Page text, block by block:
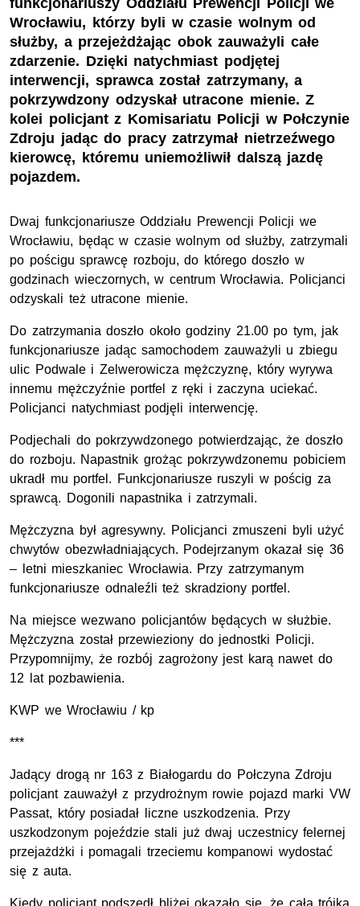
funkcjonariuszy Oddziału Prewencji Policji we
Wrocławiu, którzy byli w czasie wolnym od
służby, a przejeżdżając obok zauważyli całe
zdarzenie. Dzięki natychmiast podjętej
interwencji, sprawca został zatrzymany, a
pokrzywdzony odzyskał utracone mienie. Z
kolei policjant z Komisariatu Policji w Połczynie
Zdroju jadąc do pracy zatrzymał nietrzeźwego
kierowcę, któremu uniemożliwił dalszą jazdę
pojazdem.
Dwaj funkcjonariusze Oddziału Prewencji Policji we
Wrocławiu, będąc w czasie wolnym od służby, zatrzymali
po pościgu sprawcę rozboju, do którego doszło w
godzinach wieczornych, w centrum Wrocławia. Policjanci
odzyskali też utracone mienie.
Do zatrzymania doszło około godziny 21.00 po tym, jak
funkcjonariusze jadąc samochodem zauważyli u zbiegu
ulic Podwale i Zelwerowicza mężczyznę, który wyrywa
innemu mężczyźnie portfel z ręki i zaczyna uciekać.
Policjanci natychmiast podjęli interwencję.
Podjechali do pokrzywdzonego potwierdzając, że doszło
do rozboju. Napastnik grożąc pokrzywdzonemu pobiciem
ukradł mu portfel. Funkcjonariusze ruszyli w pościg za
sprawcą. Dogonili napastnika i zatrzymali.
Mężczyzna był agresywny. Policjanci zmuszeni byli użyć
chwytów obezwładniających. Podejrzanym okazał się 36
– letni mieszkaniec Wrocławia. Przy zatrzymanym
funkcjonariusze odnaleźli też skradziony portfel.
Na miejsce wezwano policjantów będących w służbie.
Mężczyzna został przewieziony do jednostki Policji.
Przypomnijmy, że rozbój zagrożony jest karą nawet do
12 lat pozbawienia.
KWP we Wrocławiu / kp
***
Jadący drogą nr 163 z Białogardu do Połczyna Zdroju
policjant zauważył z przydrożnym rowie pojazd marki VW
Passat, który posiadał liczne uszkodzenia. Przy
uszkodzonym pojeździe stali już dwaj uczestnicy felernej
przejażdżki i pomagali trzeciemu kompanowi wydostać
się z auta.